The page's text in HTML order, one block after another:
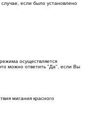
если было установлено
осуществляется
можно ответить "Да", если Вы
мигания красного